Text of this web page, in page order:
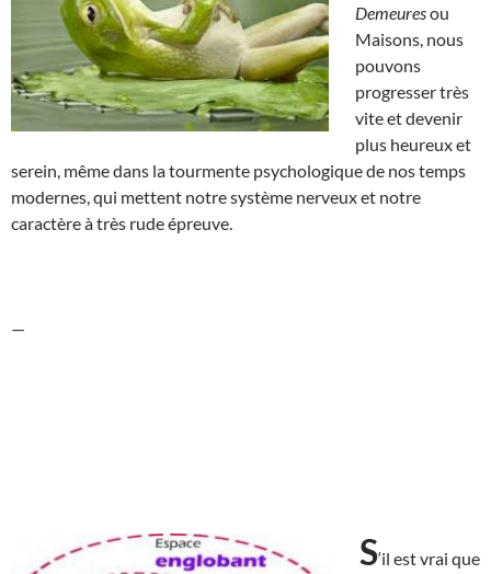
Demeuresou
Maisons, nous
pouvons
progresser très
vite et devenir
plus heureux et
serein, même dans la tourmente psychologique de nos temps
modernes, qui mettent notre système nerveux et notre
caractère à très rude épreuve.
—
S‘il est vrai que